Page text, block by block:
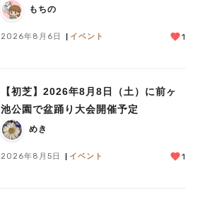
中！
もちの
2026年8月6日 イベント 1
【初芝】2026年8月8日（土）に前ヶ
池公園で盆踊り大会開催予定
めき
2026年8月5日 イベント 1